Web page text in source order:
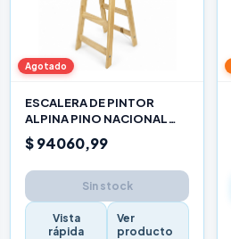
Agotado
ESCALERA DE PINTOR
ALPINA PINO NACIONAL
2,40M PRO
$ 94060,99
Sin stock
Vista
rápida
Ver
producto